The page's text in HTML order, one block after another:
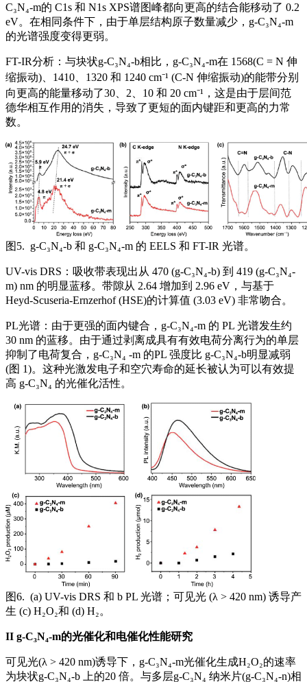
C₃N₄-m的 C1s 和 N1s XPS谱图峰都向更高的结合能移动了 0.2
eV。在相同条件下，由于单层结构原子数量减少，g-C₃N₄-m
的光谱强度变得更弱。
FT-IR分析：与块状g-C₃N₄-b相比，g-C₃N₄-m在 1568(C = N 伸
缩振动)、1410、1320 和 1240 cm⁻¹ (C-N 伸缩振动)的能带分别
向更高的能量移动了30、2、10 和 20 cm⁻¹，这是由于层间范
德华相互作用的消失，导致了更短的面内键距和更高的力常
数。
图5. g-C₃N₄-b 和 g-C₃N₄-m 的 EELS 和 FT-IR 光谱。
UV-vis DRS：吸收带表现出从 470 (g-C₃N₄-b) 到 419 (g-C₃N₄-
m) nm 的明显蓝移。带隙从 2.64 增加到 2.96 eV，与基于
Heyd-Scuseria-Ernzerhof (HSE)的计算值 (3.03 eV) 非常吻合。
PL光谱：由于更强的面内键合，g-C₃N₄-m 的 PL 光谱发生约
30 nm 的蓝移。由于通过剥离成具有有效电荷分离行为的单层
抑制了电荷复合，g-C₃N₄ -m 的PL 强度比 g-C₃N₄-b明显减弱
(图 1)。这种光激发电子和空穴寿命的延长被认为可以有效提
高 g-C₃N₄ 的光催化活性。
图6. (a) UV-vis DRS 和 b PL 光谱；可见光 (λ > 420 nm) 诱导产
生 (c) H₂O₂和 (d) H₂。
II g-C₃N₄-m的光催化和电催化性能研究
可见光(λ > 420 nm)诱导下，g-C₃N₄-m光催化生成H₂O₂的速率
为块状g-C₃N₄-b 上的20 倍。与多层g-C₃N₄ 纳米片(g-C₃N₄-n)相